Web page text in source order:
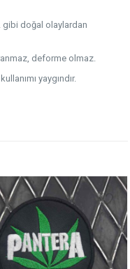
gibi doğal olaylardan
deforme olmaz.
yaygındır.